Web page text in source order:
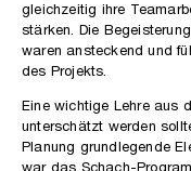
gleichzeitig ihre
stärken. Die
waren ansteckend und
des Projekts.
Eine wichtige Lehre aus
unterschätzt werden
Planung grundlegende